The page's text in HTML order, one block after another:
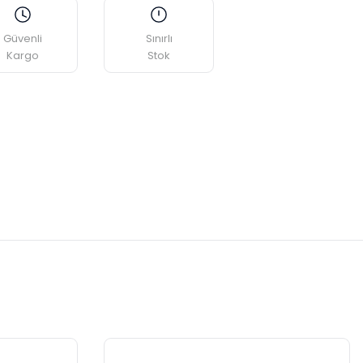
Güvenli
Kargo
Sınırlı
Stok